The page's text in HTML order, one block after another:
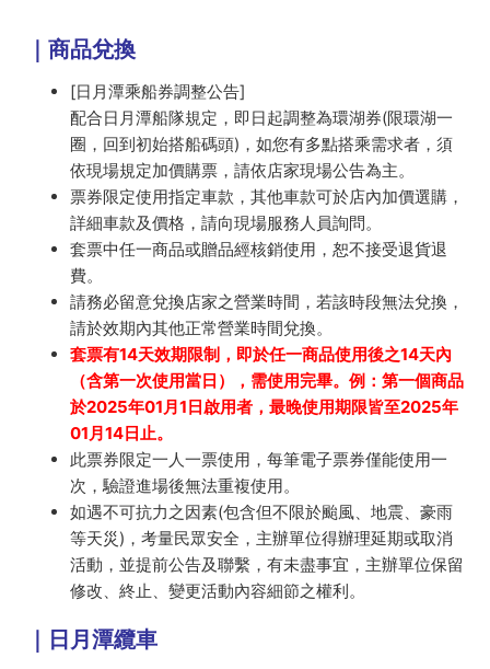
｜商品兌換
[日月潭乘船券調整公告]
配合日月潭船隊規定，即日起調整為環湖券(限環湖一
圈，回到初始搭船碼頭)，如您有多點搭乘需求者，須
依現場規定加價購票，請依店家現場公告為主。
票券限定使用指定車款，其他車款可於店內加價選購，
詳細車款及價格，請向現場服務人員詢問。
套票中任一商品或贈品經核銷使用，恕不接受退貨退
費。
請務必留意兌換店家之營業時間，若該時段無法兌換，
請於效期內其他正常營業時間兌換。
套票有14天效期限制，即於任一商品使用後之14天內
（含第一次使用當日），需使用完畢。例：第一個商品
於2025年01月1日啟用者，最晚使用期限皆至2025年
01月14日止。
此票券限定一人一票使用，每筆電子票券僅能使用一
次，驗證進場後無法重複使用。
如遇不可抗力之因素(包含但不限於颱風、地震、豪雨
等天災)，考量民眾安全，主辦單位得辦理延期或取消
活動，並提前公告及聯繫，有未盡事宜，主辦單位保留
修改、終止、變更活動內容細節之權利。
｜日月潭纜車